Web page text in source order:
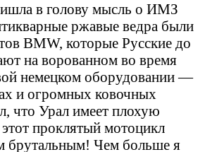
в голову мысль о ИМЗ
ржавые ведра были
BMW, которые Русские до
на ворованном во время
немецком оборудовании —
и огромных ковочных
что Урал имеет плохую
проклятый мотоцикл
брутальным! Чем больше я